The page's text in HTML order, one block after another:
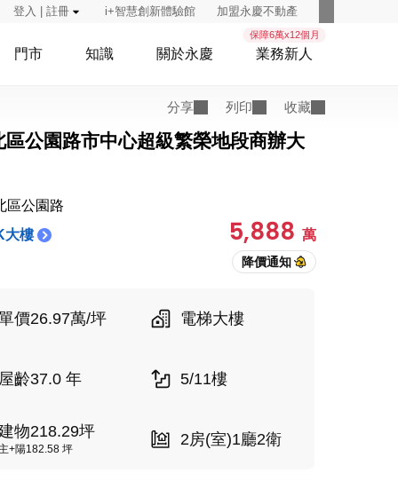
登入 | 註冊 i+智慧創新體驗館 加盟永慶不動產
門市 知識 關於永慶
保障6萬x12個月
業務新人
分享 列印 收藏
區公園路市中心超級繁榮地段商辦大
區公園路
大樓
5,888 萬
價26.97萬/坪 電梯大樓
齡37.0 年 5/11樓
物218.29坪
+陽182.58 坪
2房(室)1廳2衛